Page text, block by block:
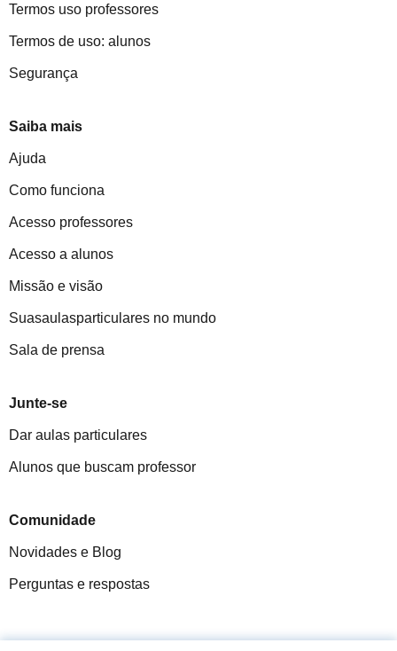
Termos uso professores
Termos de uso: alunos
Segurança
Saiba mais
Ajuda
Como funciona
Acesso professores
Acesso a alunos
Missão e visão
Suasaulasparticulares no mundo
Sala de prensa
Junte-se
Dar aulas particulares
Alunos que buscam professor
Comunidade
Novidades e Blog
Perguntas e respostas